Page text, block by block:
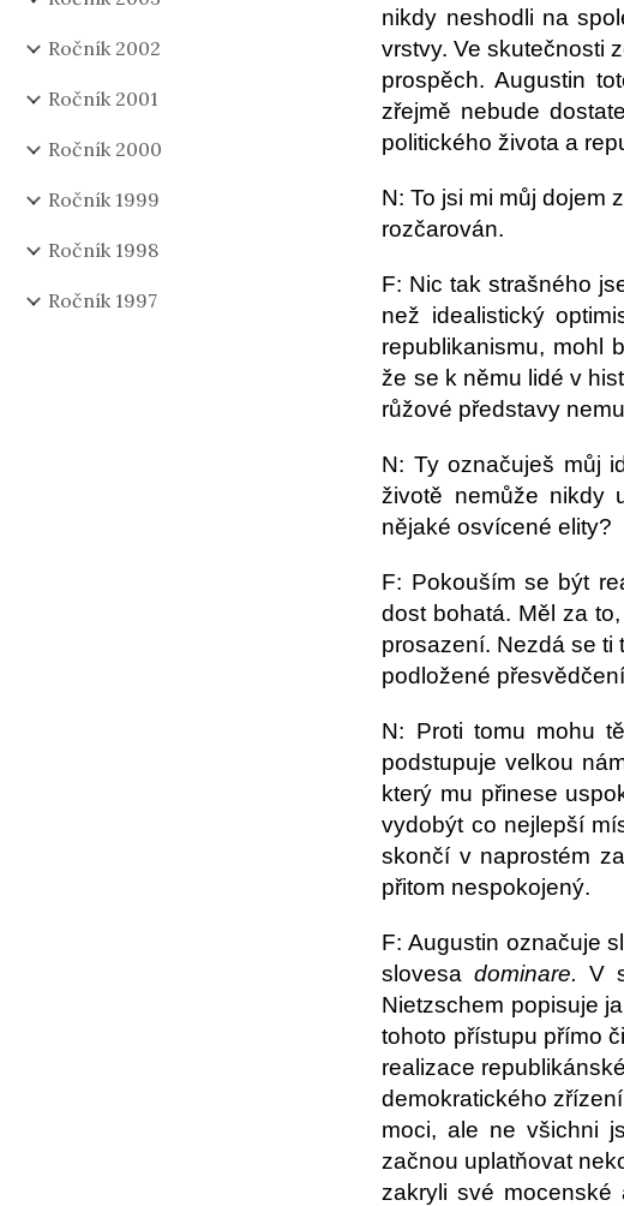
Ročník 2002
Ročník 2001
Ročník 2000
Ročník 1999
Ročník 1998
Ročník 1997
nikdy neshodli na
vrstvy. Ve skutečnosti
prospěch. Augustin
zřejmě nebude
politického života a
N: To jsi mi můj dojem
rozčarován.
F: Nic tak strašného
než idealistický
republikanismu, mohl
že se k němu lidé v
růžové představy
N: Ty označuješ můj
životě nemůže nikdy
nějaké osvícené elity?
F: Pokouším se být
dost bohatá. Měl za
prosazení. Nezdá se ti
podložené
N: Proti tomu mohu
podstupuje velkou
který mu přinese
vydobýt co nejlepší
skončí v naprostém
přitom nespokojený.
F: Augustin označuje
slovesadominare.V
Nietzschem popisuje
tohoto přístupu přímo
realizace
demokratického
moci, ale ne všichni
začnou uplatňovat
zakryli své mocenské